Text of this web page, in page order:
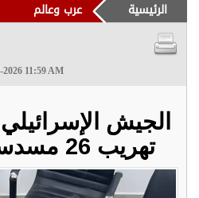
الرئيسية عرب وعالم
2026 11:59 AM
الجيش
تهريب 26 مسدسا من الأردن